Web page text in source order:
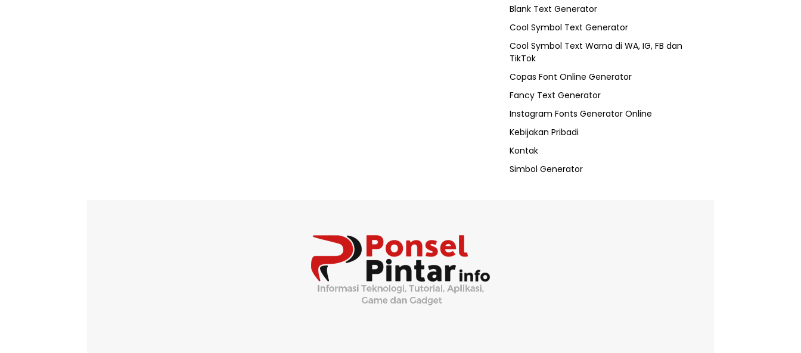
Blank Text Generator
Cool Symbol Text Generator
Cool Symbol Text Warna di WA, IG, FB dan
TikTok
Copas Font Online Generator
Fancy Text Generator
Instagram Fonts Generator Online
Kebijakan Pribadi
Kontak
Simbol Generator